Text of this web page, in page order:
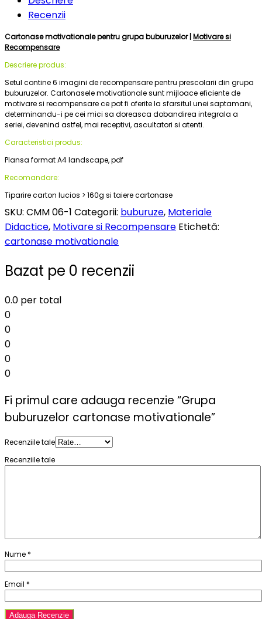
Recenzii
Cartonase motivationale pentru grupa buburuzelor | Motivare si
Recompensare
Descriere produs:
Setul contine 6 imagini de recompensare pentru prescolarii din grupa
buburuzelor. Cartonasele motivationale sunt mijloace eficiente de
motivare si recompensare ce pot fi oferite la sfarsitul unei saptamani,
determinandu-i pe cei mici sa doreasca dobandirea integrala a
seriei, devenind astfel, mai receptivi, ascultatori si atenti.
Caracteristici produs:
Plansa format A4 landscape, pdf
Recomandare:
Tiparire carton lucios > 160g si taiere cartonase
SKU: CMM 06-1 Categorii: buburuze, Materiale
Didactice, Motivare si Recompensare Etichetă:
cartonase motivationale
Bazat pe 0 recenzii
0.0 per total
0
0
0
0
0
Fi primul care adauga recenzie “Grupa
buburuzelor cartonase motivationale”
Recenziile tale
Recenziile tale
Nume *
Email *